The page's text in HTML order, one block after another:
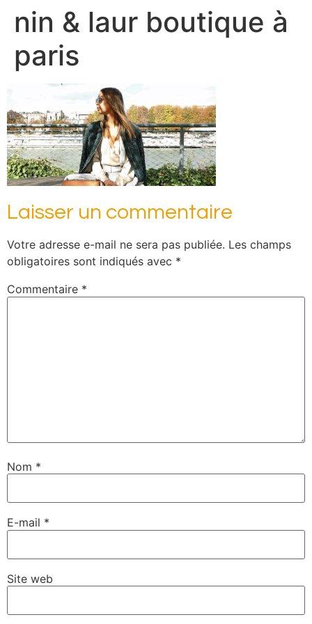
nin & laur boutique à
paris
Laisser un commentaire
Votre adresse e-mail ne sera pas publiée. Les champs
obligatoires sont indiqués avec *
Commentaire *
Nom *
E-mail *
Site web